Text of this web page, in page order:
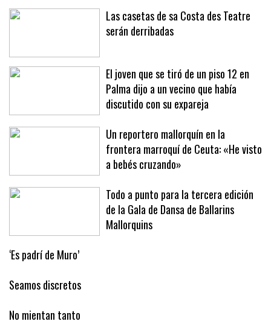
Las casetas de sa Costa des Teatre
serán derribadas
El joven que se tiró de un piso 12 en
Palma dijo a un vecino que había
discutido con su expareja
Un reportero mallorquín en la
frontera marroquí de Ceuta: «He visto
a bebés cruzando»
Todo a punto para la tercera edición
de la Gala de Dansa de Ballarins
Mallorquins
‘Es padrí de Muro’
Seamos discretos
No mientan tanto